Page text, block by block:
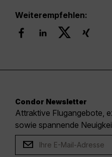
Weiterempfehlen:
Condor Newsletter
Attraktive Flugangebote,
sowie spannende